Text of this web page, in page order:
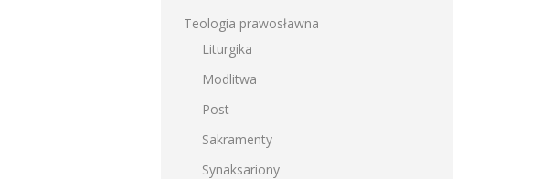
Teologia prawosławna
Liturgika
Modlitwa
Post
Sakramenty
Synaksariony